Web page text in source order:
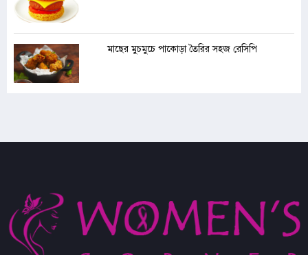
মাছের মুচমুচে পাকোড়া তৈরির সহজ রেসিপি